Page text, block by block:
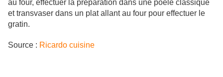
au four, effectuer la préparation dans une poêle classique
et transvaser dans un plat allant au four pour effectuer le
gratin.
Source : Ricardo cuisine